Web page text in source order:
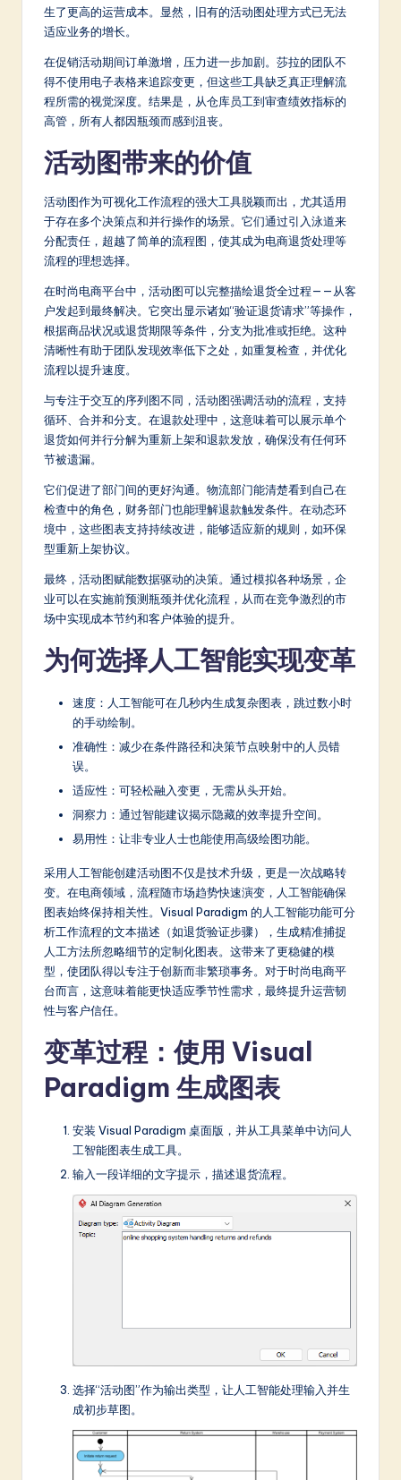
o
ti
o
生了更高的运营成本。显然，旧有的活动图处理方式已无法
适应业务的增长。
在促销活动期间订单激增，压力进一步加剧。莎拉的团队不
得不使用电子表格来追踪变更，但这些工具缺乏真正理解流
程所需的视觉深度。结果是，从仓库员工到审查绩效指标的
高管，所有人都因瓶颈而感到沮丧。
活动图带来的价值
活动图作为可视化工作流程的强大工具脱颖而出，尤其适用
于存在多个决策点和并行操作的场景。它们通过引入泳道来
分配责任，超越了简单的流程图，使其成为电商退货处理等
流程的理想选择。
在时尚电商平台中，活动图可以完整描绘退货全过程——从客
户发起到最终解决。它突出显示诸如“验证退货请求”等操作，
根据商品状况或退货期限等条件，分支为批准或拒绝。这种
清晰性有助于团队发现效率低下之处，如重复检查，并优化
流程以提升速度。
与专注于交互的序列图不同，活动图强调活动的流程，支持
循环、合并和分支。在退款处理中，这意味着可以展示单个
退货如何并行分解为重新上架和退款发放，确保没有任何环
节被遗漏。
它们促进了部门间的更好沟通。物流部门能清楚看到自己在
检查中的角色，财务部门也能理解退款触发条件。在动态环
境中，这些图表支持持续改进，能够适应新的规则，如环保
型重新上架协议。
最终，活动图赋能数据驱动的决策。通过模拟各种场景，企
业可以在实施前预测瓶颈并优化流程，从而在竞争激烈的市
场中实现成本节约和客户体验的提升。
为何选择人工智能实现变革
速度：人工智能可在几秒内生成复杂图表，跳过数小时
的手动绘制。
准确性：减少在条件路径和决策节点映射中的人员错
误。
适应性：可轻松融入变更，无需从头开始。
洞察力：通过智能建议揭示隐藏的效率提升空间。
易用性：让非专业人士也能使用高级绘图功能。
采用人工智能创建活动图不仅是技术升级，更是一次战略转
变。在电商领域，流程随市场趋势快速演变，人工智能确保
图表始终保持相关性。Visual Paradigm 的人工智能功能可分
析工作流程的文本描述（如退货验证步骤），生成精准捕捉
人工方法所忽略细节的定制化图表。这带来了更稳健的模
型，使团队得以专注于创新而非繁琐事务。对于时尚电商平
台而言，这意味着能更快适应季节性需求，最终提升运营韧
性与客户信任。
变革过程：使用 Visual
Paradigm 生成图表
安装 Visual Paradigm 桌面版，并从工具菜单中访问人
工智能图表生成工具。
输入一段详细的文字提示，描述退货流程。
选择“活动图”作为输出类型，让人工智能处理输入并生
成初步草图。